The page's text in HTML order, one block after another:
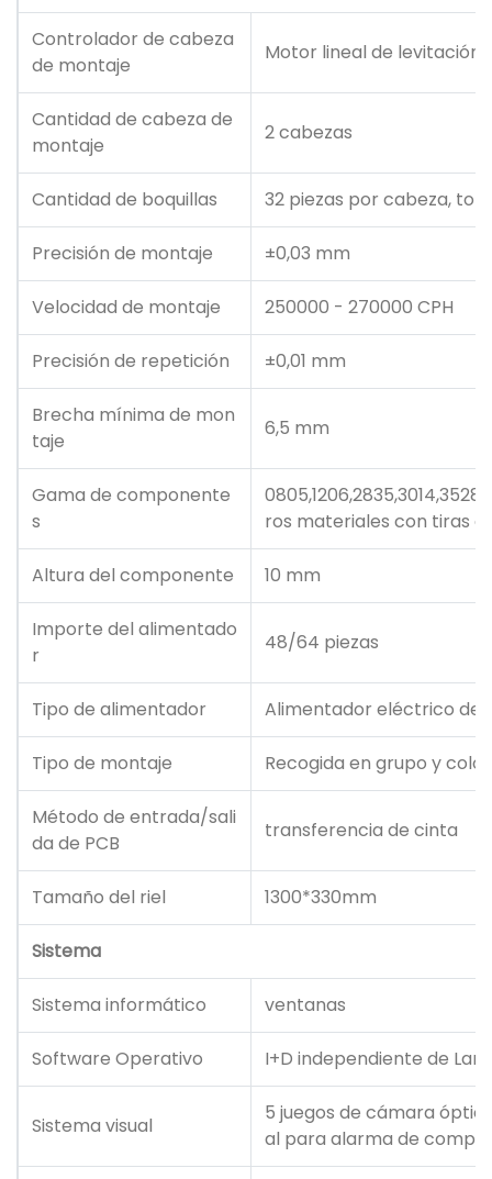
Controlador de cabeza
de montaje
Motor lineal de levitación
Cantidad de cabeza de
montaje
2 cabezas
Cantidad de boquillas 32 piezas por cabeza,
Precisión de montaje ±0,03 mm
Velocidad de montaje 250000 - 270000 CPH
Precisión de repetición ±0,01 mm
Brecha mínima de mon
taje
6,5 mm
Gama de componente
s
ros materiales con tiras
Altura del componente 10 mm
Importe del alimentado
r
48/64 piezas
Tipo de alimentador Alimentador eléctrico de
Tipo de montaje Recogida en grupo y
Método de entrada/sali
da de PCB
transferencia de cinta
Tamaño del riel 1300*330mm
Sistema
Sistema informático ventanas
Software Operativo I+D independiente de
Sistema visual
5 juegos de cámara
al para alarma de